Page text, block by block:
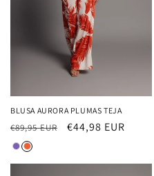
BLUSA AURORA PLUMAS TEJA
Precio
habitual
€89,95 EUR
Precio
€44,98 EUR